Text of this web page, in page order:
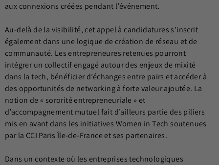
aux connexions créées pendant l’événement.
Au-delà de la visibilité, cet appel à candidatures s’inscrit
également dans une logique de création de réseau et de
communauté. Les entrepreneures retenues pourront
intégrer un collectif engagé autour des enjeux de mixité
dans la tech, bénéficier d’échanges entre pairs et accéder à
des opportunités de networking à forte valeur ajoutée. La
notion de « sororité entrepreneuriale » et
d’accompagnement mutuel fait d’ailleurs partie des piliers
mis en avant dans les initiatives Women in Tech soutenues
par la CCI Paris Île-de-France et ses partenaires.
Dans un contexte où les entreprises technologiques